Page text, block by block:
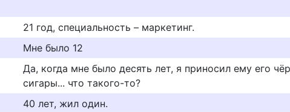
21 год, специальность – маркетинг.
Мне было 12
Да, когда мне было десять лет, я приносил ему его
сигары... что такого-то?
40 лет, жил один.